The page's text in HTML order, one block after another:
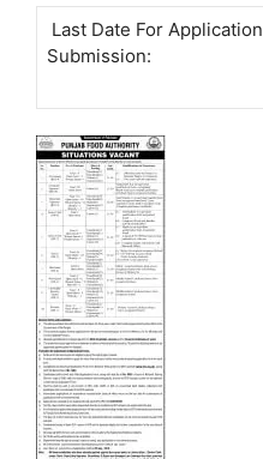
Last Date For Application
Submission: